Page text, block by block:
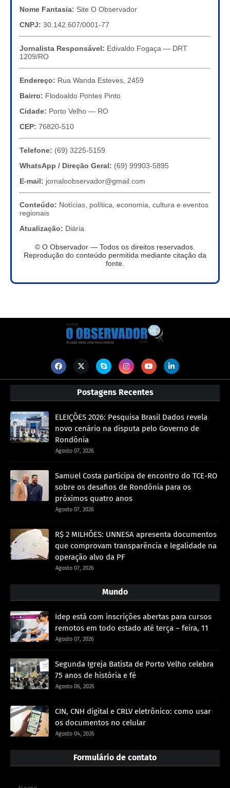
Nome Fantasia: Site O Observador
CNPJ: 30.142.607/0001-77
Jornalista Responsável: Edivaldo Fogaça — DRT
1209/RO
Endereço: Rua Wanda Esteves, 2459
Bairro: Flodoaldo Pontes Pinto
Cidade: Porto Velho — RO
CEP: 76820-510
Telefone: (69) 3225-5159
WhatsApp / Direção Geral: (69) 99903-5895
E-mail: jornaloobservador@gmail.com
Conteúdo: Notícias, política, economia, cultura e eventos
regionais
Atualização: Diária
© O Observador — Todos os direitos reservados.
Reprodução do conteúdo permitida mediante citação da
fonte.
Postagens Recentes
ELEIÇÕES 2026: Pesquisa Brasil Dados revela
novo cenário na disputa pelo Governo de
Rondônia
Agosto 07, 2026
Samuel Costa participa de encontro do TCE-RO
sobre os desafios de Rondônia para os
próximos quatro anos
Agosto 07, 2026
R$ 2 MILHÕES: UNNESA apresenta documentos
que comprovam transparência e legalidade na
operação alvo da PF
Agosto 07, 2026
Mundo
Idep está com inscrições abertas para cursos
remotos em todo estado até terça – feira, 11
Agosto 07, 2026
Segunda Igreja Batista de Porto Velho celebra
75 anos de história e fé
Agosto 06, 2026
CIN, CNH digital e CRLV eletrônico: como usar
os documentos no celular
Agosto 04, 2026
Formulário de contato